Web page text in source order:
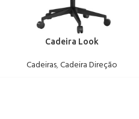
Cadeira Look
Cadeiras,Cadeira Direção